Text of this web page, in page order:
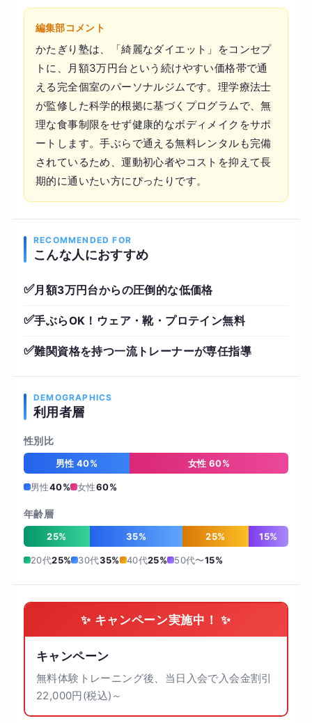
編集部コメント
かたぎり塾は、「綺麗なダイエット」をコンセプ
トに、月額3万円台という続けやすい価格帯で通
える完全個室のパーソナルジムです。理学療法士
が監修した科学的根拠に基づくプログラムで、無
理な食事制限をせず健康的なボディメイクをサポ
ートします。手ぶらで通える無料レンタルも完備
されているため、運動初心者やコストを抑えて長
期的に通いたい方にぴったりです。
RECOMMENDED FOR
こんな人におすすめ
✅月額3万円台からの圧倒的な低価格
✅手ぶらOK！ウェア・靴・プロテイン無料
✅難関資格を持つ一流トレーナーが専任指導
DEMOGRAPHICS
利用者層
性別比
男性 40% 女性 60%
男性40% 女性60%
年齢層
25% 35% 25% 15%
20代25% 30代35% 40代25% 50代〜15%
✨ キャンペーン実施中！ ✨
キャンペーン
無料体験トレーニング後、当日入会で入会金割引
22,000円(税込)～